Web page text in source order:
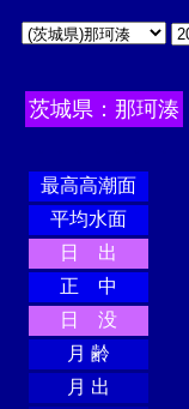
茨城県：那珂湊
最高高潮面
平均水面
日 出
正 中
日 没
月 齢
月 出